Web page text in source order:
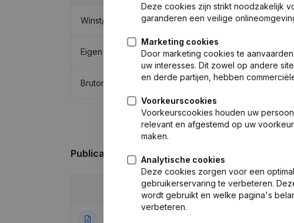
Winst/Verlies € -11.172 -
Eigen vermogen €-54.456 -
Brutomarge €-8.822 -
Publicaties van Davica
Publicatie
Deze cookies zijn strikt noodzakelijk
garanderen een veilige
Marketing cookies
Door marketing cookies te
uw interesses. Dit zowel op andere
en derde partijen, hebben
Voorkeurscookies
Voorkeurscookies houden uw
relevant en afgestemd op uw
maken.
Analytische cookies
Deze cookies zorgen voor een
gebruikerservaring te verbeteren.
wordt gebruikt en welke pagina's
verbeteren.